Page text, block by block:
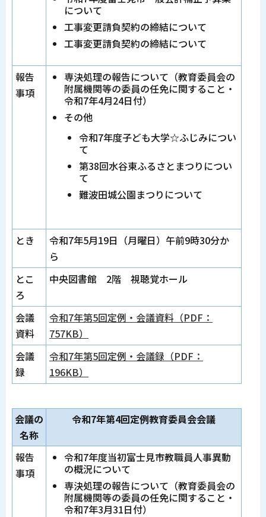
について
工事変更請負契約の締結について
工事変更請負契約の締結について
報告
事項
専決処理の報告について（教育委員会の
附属機関等の委員の任免に関すること・
令和7年4月24日付）
その他
令和7年度子ども大学☆ふじみについ
て
第38回水谷東ふるさとまつりについ
て
難波田城公園まつりについて
とき
令和7年5月19日（月曜日）午前9時30分か
ら
とこ
ろ
中央図書館 2階 視聴覚ホール
会議
資料
令和7年第5回定例・会議資料（PDF：
757KB）
会議
録
令和7年第5回定例・会議録（PDF：
196KB）
会議の
名称
令和7年第4回定例教育委員会会議
報告
事項
令和7年度当初富士見市教職員人事異動
の概況について
専決処理の報告について（教育委員会の
附属機関等の委員の任免に関すること・
令和7年3月31日付）